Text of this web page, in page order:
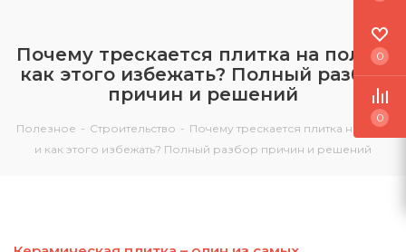
Почему трескается плитка на полу и
как этого избежать? Полный разбор
причин и решений
Полезное - Строительство - Почему трескается плитка на полу
и как этого избежать? Полный разбор причин и решений
0
0